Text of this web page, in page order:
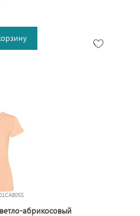
абрикосовый